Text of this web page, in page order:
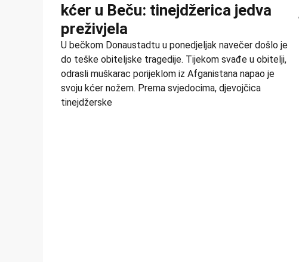
kćer u Beču: tinejdžerica jedva
preživjela
U bečkom Donaustadtu u ponedjeljak navečer došlo je
do teške obiteljske tragedije. Tijekom svađe u obitelji,
odrasli muškarac porijeklom iz Afganistana napao je
svoju kćer nožem. Prema svjedocima, djevojčica
tinejdžerske